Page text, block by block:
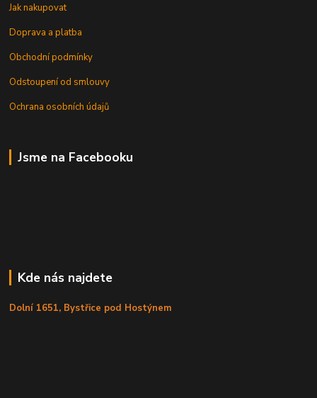
Jak nakupovat
Doprava a platba
Obchodní podmínky
Odstoupení od smlouvy
Ochrana osobních údajů
Jsme na Facebooku
Kde nás najdete
Dolní 1651, Bystřice pod Hostýnem